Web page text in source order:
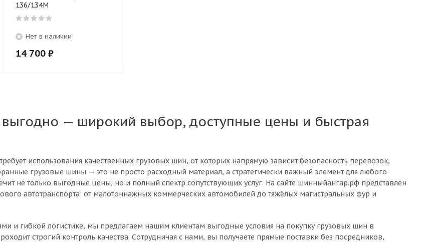
136/134M
Нет в наличии
14 700 ₽
— широкий выбор, доступные цены и быстрая
использования качественных грузовых шин, от которых напрямую зависит безопасность перевозок,
грузовые шины — это не просто расходный материал, а стратегически важный элемент для любого
не только выгодные цены, но и полный спектр сопутствующих услуг. На сайте шинныйангар.рф представлен
автотранспорта: от малотоннажных коммерческих автомобилей до тяжёлых магистральных фур и
и гибкой логистике, мы предлагаем нашим клиентам выгодные условия на покупку грузовых шин в
строгий контроль качества. Сотрудничая с нами, вы получаете прямые поставки без посредников,